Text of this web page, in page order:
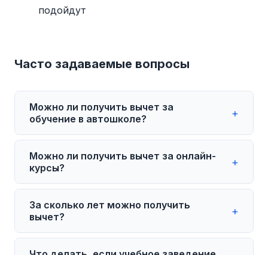
подойдут
Часто задаваемые вопросы
Можно ли получить вычет за
обучение в автошколе?
+
Да, если автошкола имеет лицензию на
образовательную деятельность.
Большинство автошкол в России такую
лицензию имеют. Запросите справку КНД
1151158 — и подавайте на вычет.
Можно ли получить вычет за онлайн-
курсы?
+
Да, если онлайн-школа имеет лицензию
на образовательную деятельность. Курсы
от Skillbox, GeekBrains, Нетология и
других крупных платформ обычно
За сколько лет можно получить
вычет?
+
Вычет можно получить за последние 3